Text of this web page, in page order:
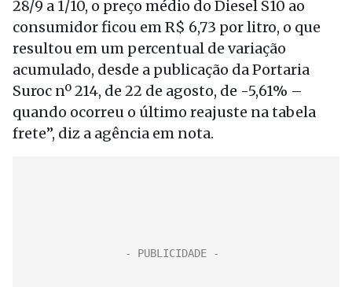
28/9 a 1/10, o preço médio do Diesel S10 ao
consumidor ficou em R$ 6,73 por litro, o que
resultou em um percentual de variação
acumulado, desde a publicação da Portaria
Suroc nº 214, de 22 de agosto, de -5,61% –
quando ocorreu o último reajuste na tabela
frete”, diz a agência em nota.